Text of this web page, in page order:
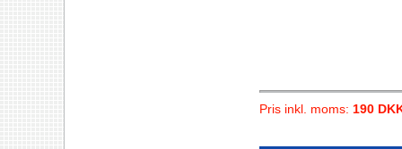
Pris inkl. moms: 190